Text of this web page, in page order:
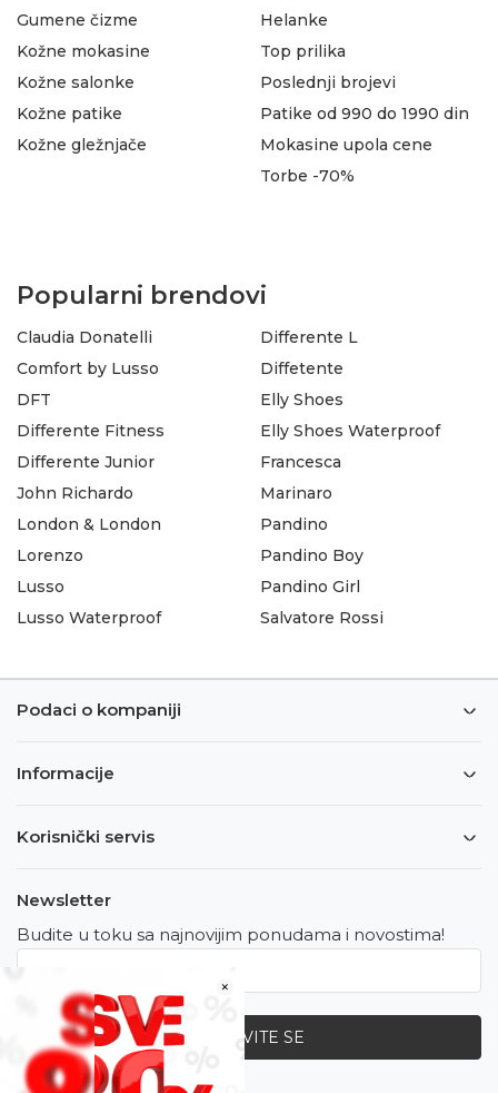
×
Gumene čizme
Helanke
Kožne mokasine
Kožne salonke
Kožne patike
Kožne gležnjače
Top prilika
Poslednji brojevi
Patike od 990 do 1990 din
Mokasine upola cene
Torbe -70%
Popularni brendovi
Claudia Donatelli
Comfort by Lusso
DFT
Differente Fitness
Differente Junior
Differente L
Diffetente
Elly Shoes
Elly Shoes Waterproof
Francesca
John Richardo
London & London
Lorenzo
Lusso
Lusso Waterproof
Marinaro
Pandino
Pandino Boy
Pandino Girl
Salvatore Rossi
Podaci o kompaniji
Informacije
Korisnički servis
Newsletter
Budite u toku sa najnovijim ponudama i novostima!
PRIJAVITE SE